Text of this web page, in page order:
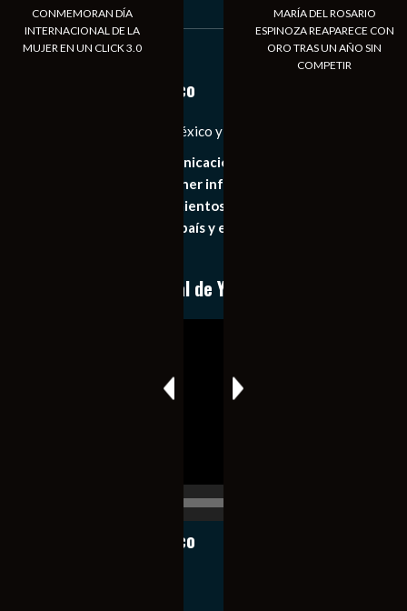
30 31
« Jul
Notiexpress de México
Las Noticias Diarias de México y el Mundo a Tu Alcance
Somos un medio de comunicación digital que tiene como
principal objetivo mantener informado al publico en
general de los acontecimientos mas recientes e
importantes de nuestro país y el mundo de forma eficaz,
Conoce nuestro canal de YouTube
Notiexpress de México
CONMEMORAN DÍA
INTERNACIONAL DE LA
MUJER EN UN CLICK 3.0
MARÍA DEL ROSARIO
ESPINOZA REAPARECE CON
ORO TRAS UN AÑO SIN
COMPETIR